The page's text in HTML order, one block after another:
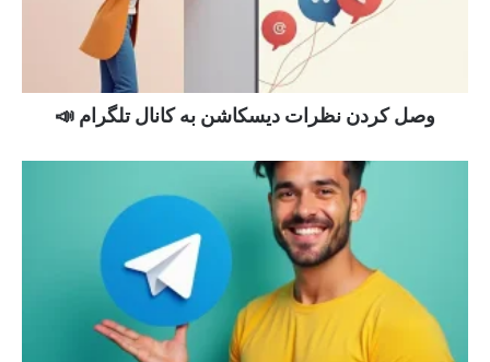
وصل کردن نظرات دیسکاشن به کانال تلگرام 📣